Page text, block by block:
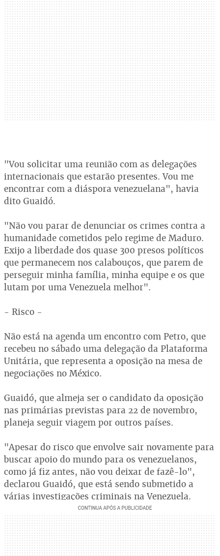
"Vou solicitar uma reunião com as delegações
internacionais que estarão presentes. Vou me
encontrar com a diáspora venezuelana", havia
dito Guaidó.
"Não vou parar de denunciar os crimes contra a
humanidade cometidos pelo regime de Maduro.
Exijo a liberdade dos quase 300 presos políticos
que permanecem nos calabouços, que parem de
perseguir minha família, minha equipe e os que
lutam por uma Venezuela melhor".
- Risco -
Não está na agenda um encontro com Petro, que
recebeu no sábado uma delegação da Plataforma
Unitária, que representa a oposição na mesa de
negociações no México.
Guaidó, que almeja ser o candidato da oposição
nas primárias previstas para 22 de novembro,
planeja seguir viagem por outros países.
"Apesar do risco que envolve sair novamente para
buscar apoio do mundo para os venezuelanos,
como já fiz antes, não vou deixar de fazê-lo",
declarou Guaidó, que está sendo submetido a
várias investigações criminais na Venezuela.